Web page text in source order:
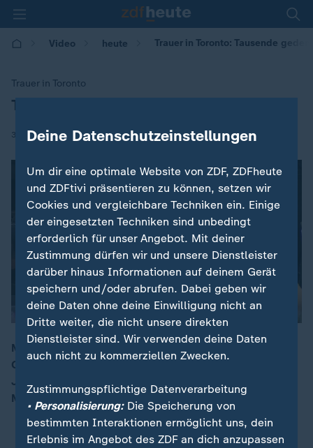
Video heute Trauer in Toronto: Tausende
Trauer in Toronto
:
Tausende gedenken der Amokfahrt
30.04.2018 | 07:56
00:05
Mehrere Tausend Menschen haben in Toronto an die
Opfer der Amokfahrt vorige Woche erinnert. Ein 25-
Jähriger hatte am Montag mit einem Lieferwagen zehn
Menschen getötet.
Deine Datenschutzeinstellungen
Um dir eine optimale Website von ZDF, ZDFheute
und ZDFtivi präsentieren zu können, setzen wir
Cookies und vergleichbare Techniken ein. Einige
der eingesetzten Techniken sind unbedingt
erforderlich für unser Angebot. Mit deiner
Zustimmung dürfen wir und unsere Dienstleister
darüber hinaus Informationen auf deinem Gerät
speichern und/oder abrufen. Dabei geben wir
deine Daten ohne deine Einwilligung nicht an
Dritte weiter, die nicht unsere direkten
Dienstleister sind. Wir verwenden deine Daten
auch nicht zu kommerziellen Zwecken.
Zustimmungspflichtige Datenverarbeitung
• Personalisierung:Die Speicherung von
bestimmten Interaktionen ermöglicht uns, dein
Erlebnis im Angebot des ZDF an dich anzupassen